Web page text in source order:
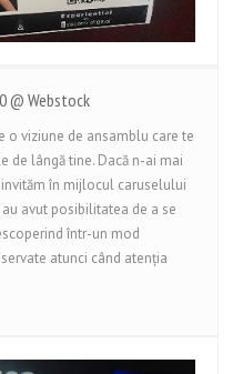
@ Webstock
o viziune de ansamblu care te
de lângă tine. Dacă n-ai mai
în mijlocul caruselului
avut posibilitatea de a se
într-un mod
atunci când atenția